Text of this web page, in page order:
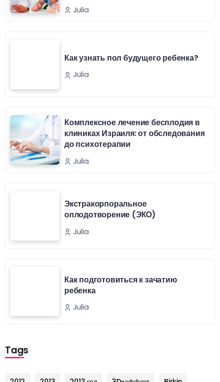
Julia
Как узнать пол будущего ребенка?
Julia
Комплексное лечение бесплодия в
клиниках Израиля: от обследования
до психотерапии
Julia
Экстракорпоральное
оплодотворение (ЭКО)
Julia
Как подготовиться к зачатию
ребенка
Julia
Tags